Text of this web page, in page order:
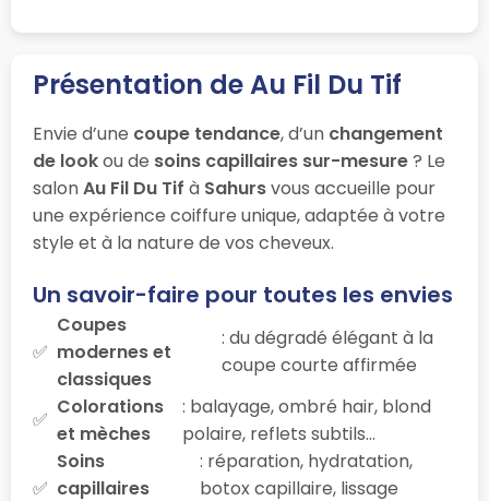
Présentation de Au Fil Du Tif
Envie d’une coupe tendance, d’un changement
de lookou de soins capillaires sur-mesure? Le
salonAu Fil Du Tif à Sahursvous accueille pour
une expérience coiffure unique, adaptée à votre
style et à la nature de vos cheveux.
Un savoir-faire pour toutes les envies
Coupes
modernes et
classiques
: du dégradé élégant à la
coupe courte affirmée
Colorations
et mèches
: balayage, ombré hair, blond
polaire, reflets subtils…
Soins
capillaires
: réparation, hydratation,
botox capillaire, lissage